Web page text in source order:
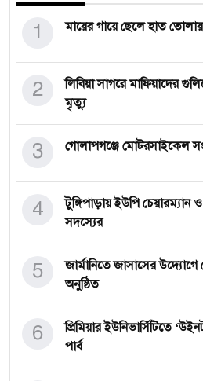
মায়ের গায়ে ছেলে হাত তোলায়
1
লিবিয়া সাগরে মাফিয়াদের
মৃত্যু
2
গোলাপগঞ্জে মোটরসাইকেল
3
টুঙ্গিপাড়ায় ইউপি চেয়ারম্যান
সদস্যের
4
জার্মানিতে জাসাসের
অনুষ্ঠিত
5
প্রিমিয়ার ইউনিভার্সিটিতে
পার্ব
6